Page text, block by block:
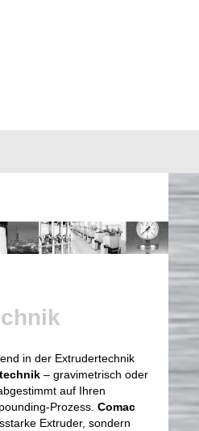
in der Extrudertechnik
– gravimetrisch oder
auf Ihren
Prozess. Comac
Extruder, sondern